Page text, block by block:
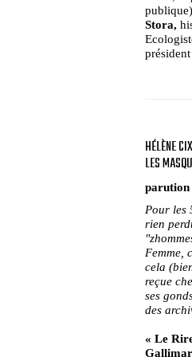
Stora,
HÉLÈNE
LES
parution
Pour les
rien
Femme,
cela
reçue
ses
des
« Le